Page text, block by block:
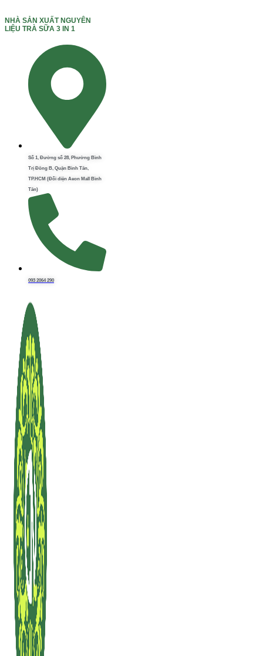
NHÀ SẢN XUẤT NGUYÊN
LIỆU TRÀ SỮA 3 IN 1
Số 1, Đường số 28, Phường Bình
Trị Đông B, Quận Bình Tân,
TP.HCM (Đối diện Aeon Mall Bình
Tân)
093 2064 290